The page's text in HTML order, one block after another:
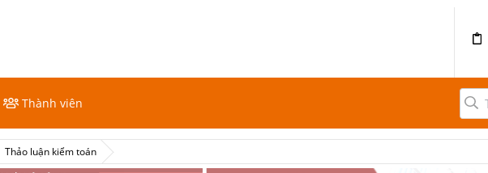
Thành viên
Thảo luận kiểm toán